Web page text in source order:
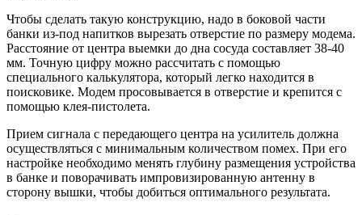
Чтобы сделать такую конструкцию, надо в боковой части
банки из-под напитков вырезать отверстие по размеру модема.
Расстояние от центра выемки до дна сосуда составляет 38-40
мм. Точную цифру можно рассчитать с помощью
специального калькулятора, который легко находится в
поисковике. Модем просовывается в отверстие и крепится с
помощью клея-пистолета.
Прием сигнала с передающего центра на усилитель должна
осуществляться с минимальным количеством помех. При его
настройке необходимо менять глубину размещения устройства
в банке и поворачивать импровизированную антенну в
сторону вышки, чтобы добиться оптимального результата.